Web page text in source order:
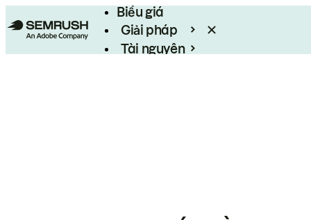
Biểu giá
Giải pháp
Tài nguyên